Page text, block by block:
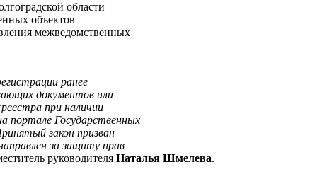
области
объектов
межведомственных
ранее
документов или
при наличии
портале Государственных
закон призван
за защиту прав
руководителя Наталья Шмелева.